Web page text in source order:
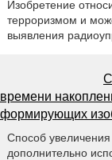
Изобретение
терроризмом и
выявления
времени
формирующих
Способ
дополнительно